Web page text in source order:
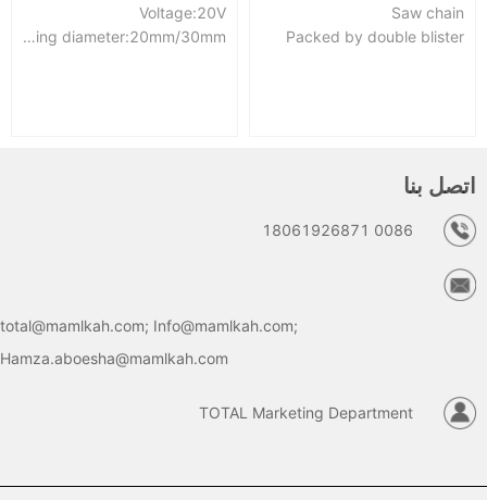
Saw chain
Packed by double blister
Voltage:20V
Cutting diameter:20mm/30mm
اتصل بنا
18061926871 0086
total@mamlkah.com; Info@mamlkah.com;
Hamza.aboesha@mamlkah.com
TOTAL Marketing Department